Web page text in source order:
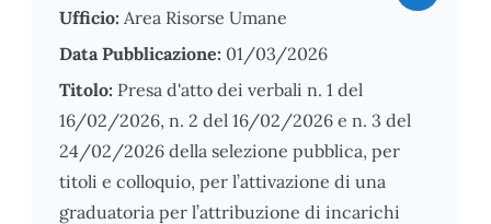
Ufficio: Area Risorse Umane
Data Pubblicazione: 01/03/2026
Titolo: Presa d'atto dei verbali n. 1 del
16/02/2026, n. 2 del 16/02/2026 e n. 3 del
24/02/2026 della selezione pubblica, per
titoli e colloquio, per l’attivazione di una
graduatoria per l’attribuzione di incarichi